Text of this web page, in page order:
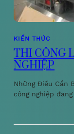
KIẾN THỨC
THI CÔNG
NGHIỆP
Những Điều Cần
công nghiệp